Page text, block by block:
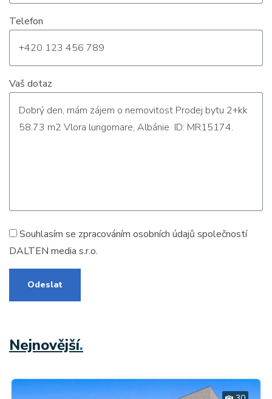
Telefon
Vaš dotaz
Souhlasím se zpracováním osobních údajů společností
DALTEN media s.r.o.
Odeslat
Nejnovější.